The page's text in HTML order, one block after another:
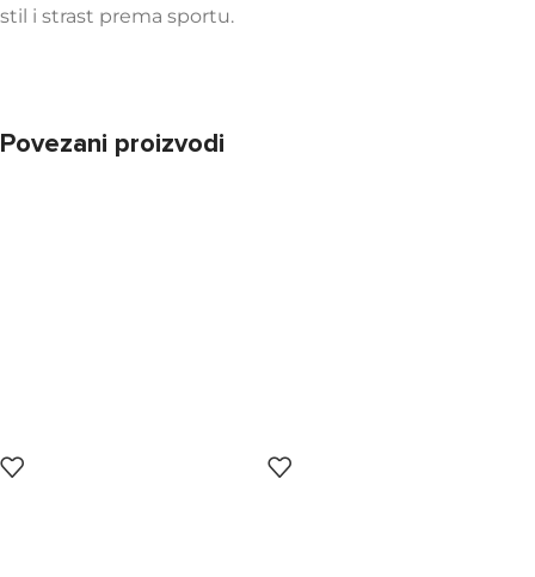
stil i strast prema sportu.
Povezani proizvodi